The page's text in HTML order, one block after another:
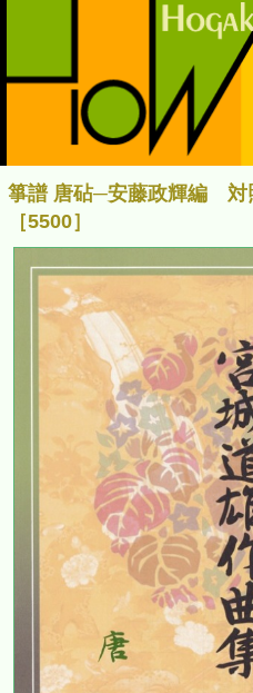
箏譜 唐砧─安藤政輝編
［5500］